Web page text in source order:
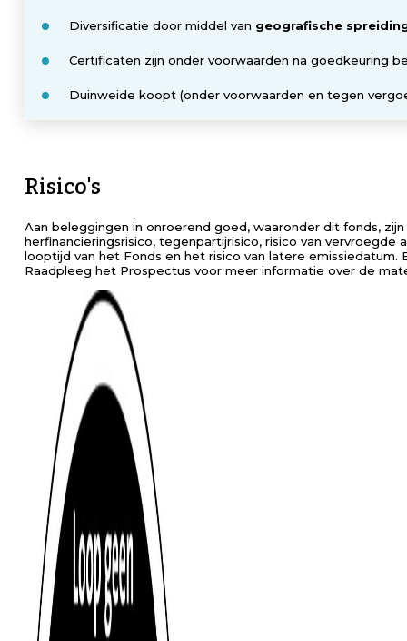
Diversificatie door middel van geografische
Certificaten zijn onder voorwaarden na goedkeuring
Duinweide koopt (onder voorwaarden en tegen
Risico's
Aan beleggingen in onroerend goed, waaronder dit fonds,
herfinancieringsrisico, tegenpartijrisico, risico van vervroegde
looptijd van het Fonds en het risico van latere
Raadpleeg het Prospectus voor meer informatie over de